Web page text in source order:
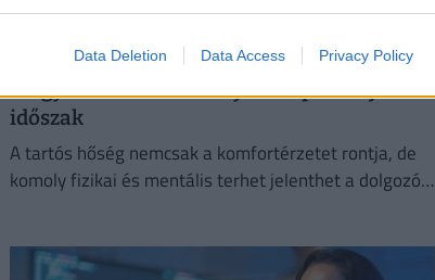
Data Deletion Data Access Privacy Policy
Kegyetlen hetek várnak a dolgozó
magyarokra: életveszélyes csapdát rejt ez az
időszak
A tartós hőség nemcsak a komfortérzetet rontja, de
komoly fizikai és mentális terhet jelenthet a dolgozók